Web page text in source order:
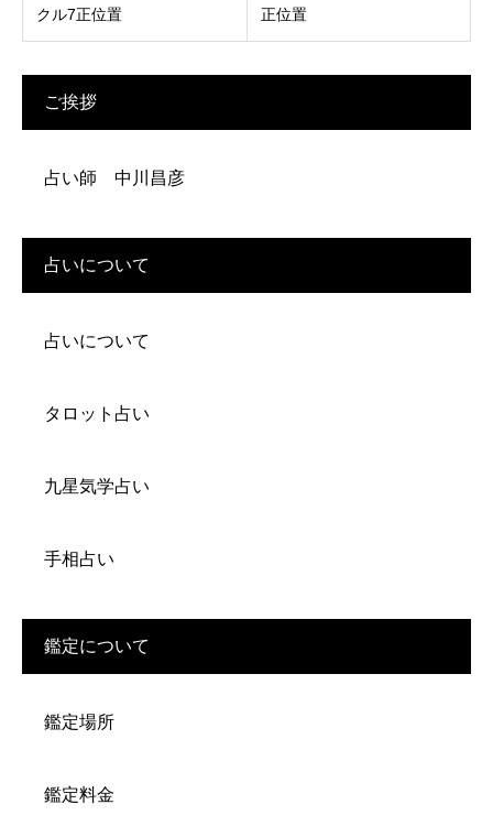
クル7正位置
正位置
ご挨拶
占い師 中川昌彦
占いについて
占いについて
タロット占い
九星気学占い
手相占い
鑑定について
鑑定場所
鑑定料金